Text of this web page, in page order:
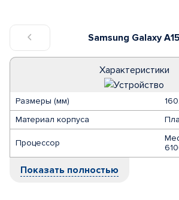
Samsung Galaxy A15
Характеристики
Размеры (мм)
Материал корпуса
Процессор
Показать полностью